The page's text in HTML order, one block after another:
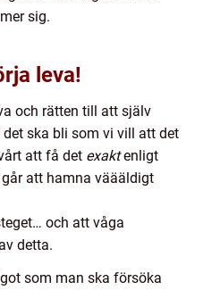
sig.
leva!
och rätten till att själv
ska bli som vi vill att det
att få det exaktenligt
att hamna väääldigt
och att våga
detta.
som man ska försöka